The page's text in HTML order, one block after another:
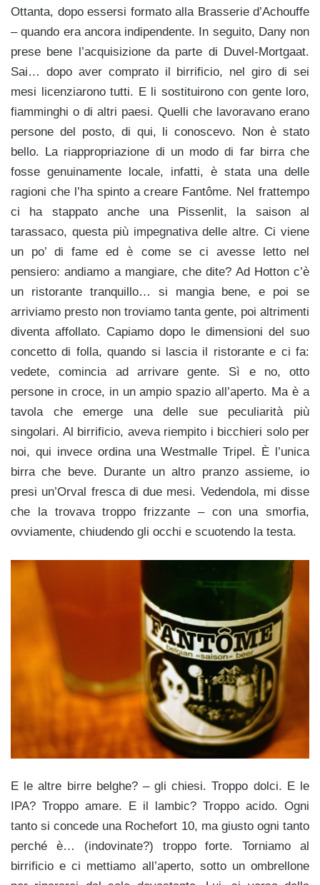
Ottanta, dopo essersi formato alla Brasserie d’Achouffe
– quando era ancora indipendente. In seguito, Dany non
prese bene l’acquisizione da parte di Duvel-Mortgaat.
Sai… dopo aver comprato il birrificio, nel giro di sei
mesi licenziarono tutti. E li sostituirono con gente loro,
fiamminghi o di altri paesi. Quelli che lavoravano erano
persone del posto, di qui, li conoscevo. Non è stato
bello. La riappropriazione di un modo di far birra che
fosse genuinamente locale, infatti, è stata una delle
ragioni che l’ha spinto a creare Fantôme. Nel frattempo
ci ha stappato anche una Pissenlit, la saison al
tarassaco, questa più impegnativa delle altre. Ci viene
un po’ di fame ed è come se ci avesse letto nel
pensiero: andiamo a mangiare, che dite? Ad Hotton c’è
un ristorante tranquillo… si mangia bene, e poi se
arriviamo presto non troviamo tanta gente, poi altrimenti
diventa affollato. Capiamo dopo le dimensioni del suo
concetto di folla, quando si lascia il ristorante e ci fa:
vedete, comincia ad arrivare gente. Sì e no, otto
persone in croce, in un ampio spazio all’aperto. Ma è a
tavola che emerge una delle sue peculiarità più
singolari. Al birrificio, aveva riempito i bicchieri solo per
noi, qui invece ordina una Westmalle Tripel. È l’unica
birra che beve. Durante un altro pranzo assieme, io
presi un’Orval fresca di due mesi. Vedendola, mi disse
che la trovava troppo frizzante – con una smorfia,
ovviamente, chiudendo gli occhi e scuotendo la testa.
E le altre birre belghe? – gli chiesi. Troppo dolci. E le
IPA? Troppo amare. E il lambic? Troppo acido. Ogni
tanto si concede una Rochefort 10, ma giusto ogni tanto
perché è… (indovinate?) troppo forte. Torniamo al
birrificio e ci mettiamo all’aperto, sotto un ombrellone